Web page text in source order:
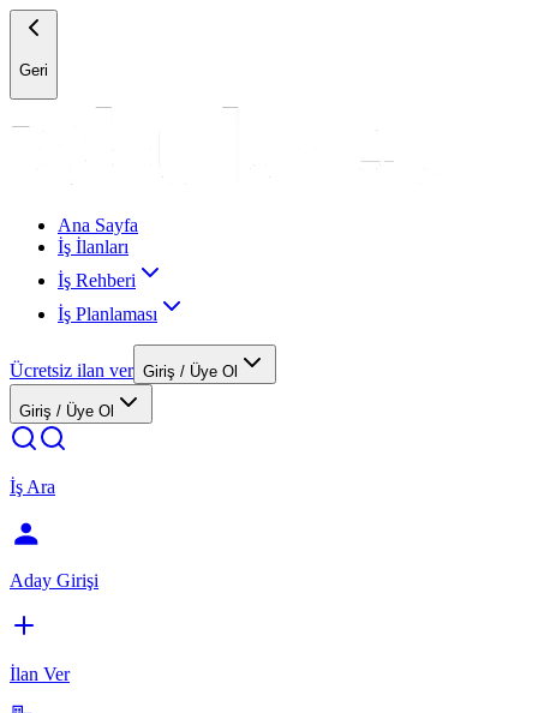
Geri
Ana Sayfa
İş İlanları
İş Rehberi
İş Planlaması
Ücretsiz ilan ver Giriş / Üye Ol
Giriş / Üye Ol
İş Ara
Aday Girişi
İlan Ver